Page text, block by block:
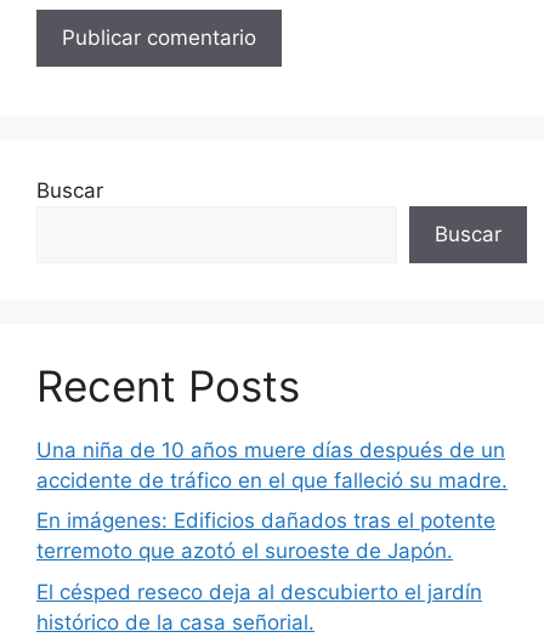
Buscar
Buscar
Recent Posts
Una niña de 10 años muere días después de un
accidente de tráfico en el que falleció su madre.
En imágenes: Edificios dañados tras el potente
terremoto que azotó el suroeste de Japón.
El césped reseco deja al descubierto el jardín
histórico de la casa señorial.